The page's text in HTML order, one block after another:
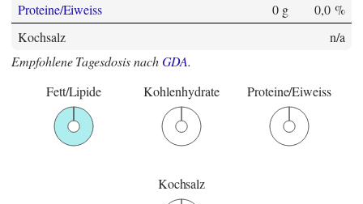
Proteine/Eiweiss
0 g
0,0 %
Kochsalz
n/a
Empfohlene Tagesdosis nachGDA.
Fett/Lipide
Kohlenhydrate Proteine/Eiweiss
Kochsalz